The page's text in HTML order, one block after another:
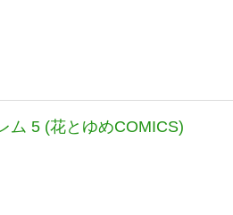
ム 5 (花とゆめCOMICS)